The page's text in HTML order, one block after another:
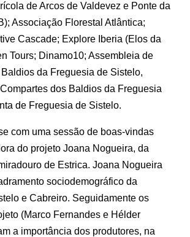
de Arcos de Valdevez e Ponte da
Associação Florestal Atlântica;
Cascade; Explore Iberia (Elos da
Tours; Dinamo10; Assembleia de
da Freguesia de Sistelo,
dos Baldios da Freguesia
de Freguesia de Sistelo.
com uma sessão de boas-vindas
do projeto Joana Nogueira, da
de Estrica. Joana Nogueira
sociodemográfico da
e Cabreiro. Seguidamente os
(Marco Fernandes e Hélder
a importância dos produtores, na